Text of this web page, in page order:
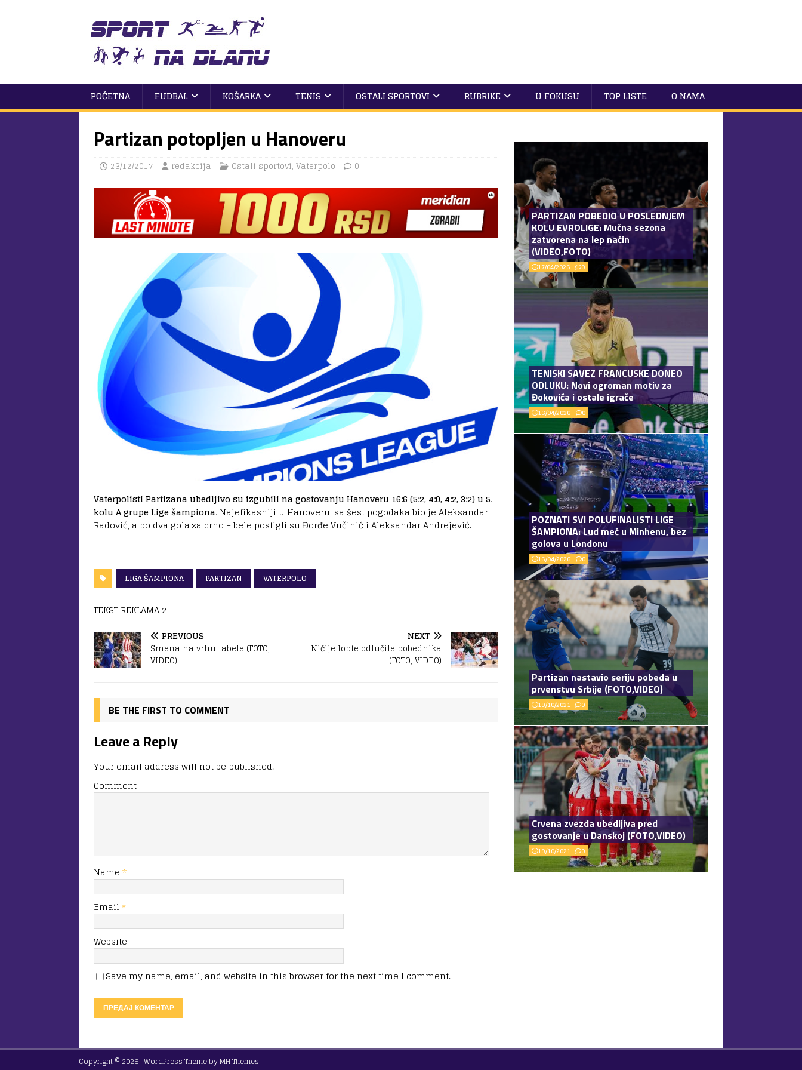
POČETNA FUDBAL KOŠARKA TENIS OSTALI SPORTOVI RUBRIKE U FOKUSU TOP LISTE O NAMA
Partizan potopljen u Hanoveru
23/12/2017 redakcija Ostali sportovi, Vaterpolo 0
Vaterpolisti Partizana ubedljivo su izgubili na gostovanju Hanoveru 16:6 (5:2, 4:0, 4:2, 3:2) u 5.
kolu A grupe Lige šampiona. Najefikasniji u Hanoveru, sa šest pogodaka bio je Aleksandar
Radović, a po dva gola za crno – bele postigli su Đorđe Vučinić i Aleksandar Andrejević.
LIGA ŠAMPIONA PARTIZAN VATERPOLO
TEKST REKLAMA 2
PREVIOUS
Smena na vrhu tabele (FOTO,
VIDEO)
NEXT
Ničije lopte odlučile pobednika
(FOTO, VIDEO)
BE THE FIRST TO COMMENT
Leave a Reply
Your email address will not be published.
Comment
Name *
Email *
Website
Save my name, email, and website in this browser for the next time I comment.
PARTIZAN POBEDIO U POSLEDNJEM
KOLU EVROLIGE: Mučna sezona
zatvorena na lep način
(VIDEO,FOTO)
17/04/2026 0
TENISKI SAVEZ FRANCUSKE DONEO
ODLUKU: Novi ogroman motiv za
Đokovića i ostale igrače
16/04/2026 0
POZNATI SVI POLUFINALISTI LIGE
ŠAMPIONA: Lud meč u Minhenu, bez
golova u Londonu
16/04/2026 0
Partizan nastavio seriju pobeda u
prvenstvu Srbije (FOTO,VIDEO)
19/10/2021 0
Crvena zvezda ubedljiva pred
gostovanje u Danskoj (FOTO,VIDEO)
19/10/2021 0
Copyright © 2026 | WordPress Theme byMH Themes